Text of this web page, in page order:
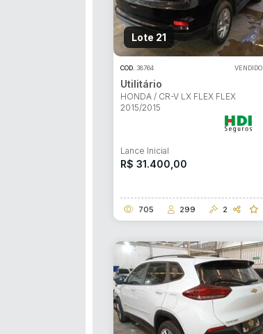
Lote 21
COD. 38764 VENDIDO
Utilitário
HONDA / CR-V LX FLEX FLEX
2015/2015
Lance Inicial
R$ 31.400,00
705 299 2